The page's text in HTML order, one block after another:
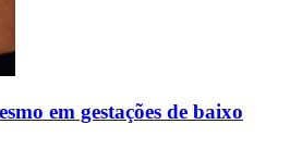
em gestações de baixo